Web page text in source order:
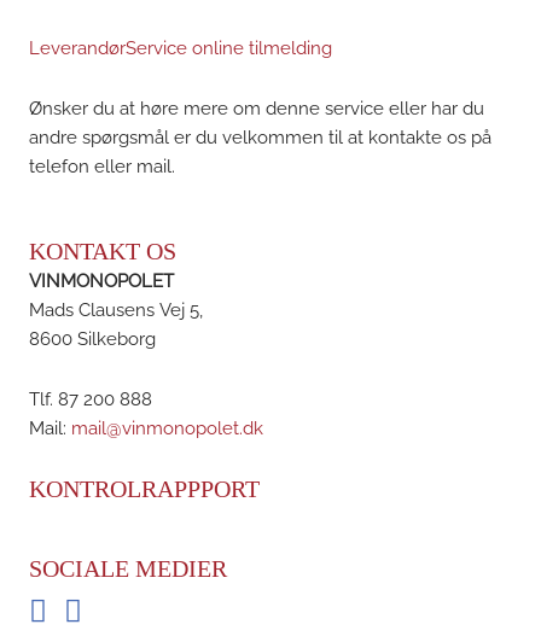
LeverandørService online tilmelding
Ønsker du at høre mere om denne service eller har du
andre spørgsmål er du velkommen til at kontakte os på
telefon eller mail.
KONTAKT OS
VINMONOPOLET
Mads Clausens Vej 5,
8600 Silkeborg
Tlf. 87 200 888
Mail: mail@vinmonopolet.dk
KONTROLRAPPPORT
SOCIALE MEDIER
FacebookInstagram